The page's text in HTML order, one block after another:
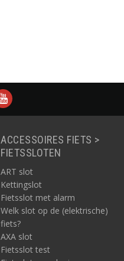
ACCESSOIRES FIETS >
FIETSSLOTEN
ART slot
Kettingslot
Fietsslot met alarm
Welk slot op de (elektrische)
fiets?
AXA slot
Fietsslot test